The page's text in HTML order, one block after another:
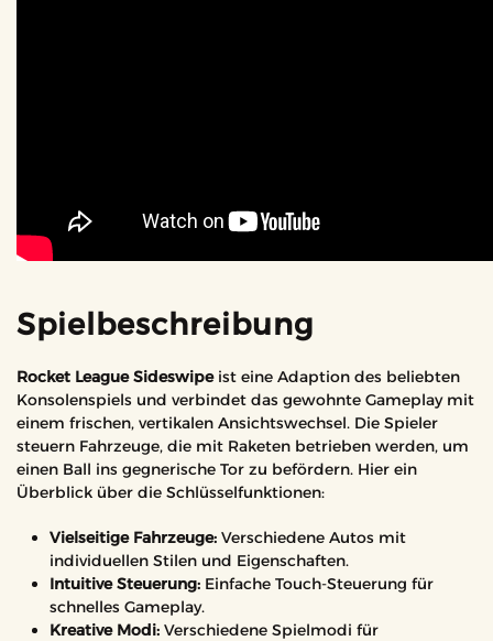
Spielbeschreibung
Rocket League Sideswipeist eine Adaption des beliebten
Konsolenspiels und verbindet das gewohnte Gameplay mit
einem frischen, vertikalen Ansichtswechsel. Die Spieler
steuern Fahrzeuge, die mit Raketen betrieben werden, um
einen Ball ins gegnerische Tor zu befördern. Hier ein
Überblick über die Schlüsselfunktionen:
Vielseitige Fahrzeuge: Verschiedene Autos mit
individuellen Stilen und Eigenschaften.
Intuitive Steuerung: Einfache Touch-Steuerung für
schnelles Gameplay.
Kreative Modi: Verschiedene Spielmodi für